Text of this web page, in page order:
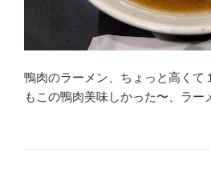
鴨肉のラーメン、ちょっと高く
もこの鴨肉美味しかった〜、ラー